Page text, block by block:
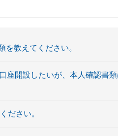
を教えてください。
座開設したいが、本人確認書
ださい。